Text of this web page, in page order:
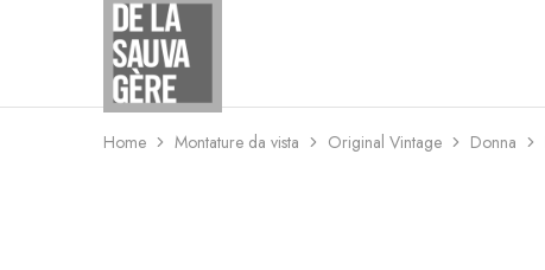
Studio
Ottico
De
La
Sauvagere
Home Montature da vista Original Vintage Donna